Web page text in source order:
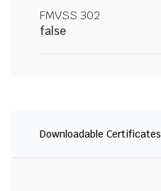
FMVSS 302
false
Downloadable Certificates